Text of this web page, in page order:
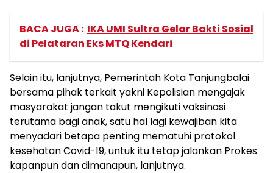
BACA JUGA : IKA UMI Sultra Gelar Bakti Sosial
di Pelataran Eks MTQ Kendari
Selain itu, lanjutnya, Pemerintah Kota Tanjungbalai
bersama pihak terkait yakni Kepolisian mengajak
masyarakat jangan takut mengikuti vaksinasi
terutama bagi anak, satu hal lagi kewajiban kita
menyadari betapa penting mematuhi protokol
kesehatan Covid-19, untuk itu tetap jalankan Prokes
kapanpun dan dimanapun, lanjutnya.